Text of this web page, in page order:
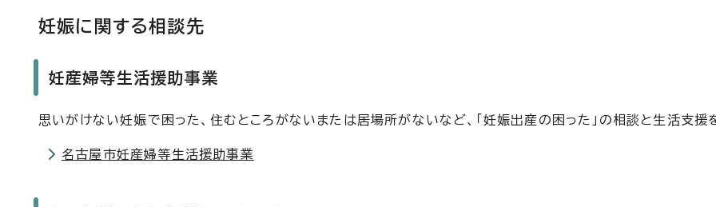
妊娠に関する相談先
妊産婦等生活援助事業
思いがけない妊娠で困った、住むところがないまたは居場所がないなど、「妊娠出産の困った」の相談と生活支援
名古屋市妊産婦等生活援助事業